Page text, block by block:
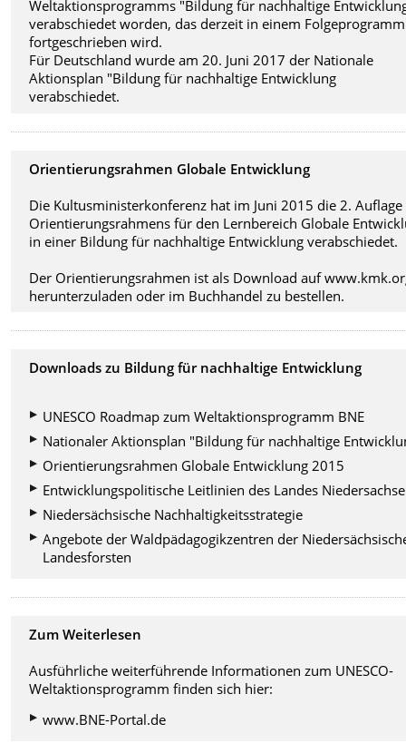
Weltaktionsprogramms "Bildung für nachhaltige
verabschiedet worden, das derzeit in einem Folgeprogramm
fortgeschrieben wird.
Für Deutschland wurde am 20. Juni 2017 der Nationale
Aktionsplan "Bildung für nachhaltige Entwicklung
verabschiedet.
Orientierungsrahmen Globale Entwicklung
Die Kultusministerkonferenz hat im Juni 2015 die 2. Auflage
Orientierungsrahmens für den Lernbereich Globale
in einer Bildung für nachhaltige Entwicklung verabschiedet.
Der Orientierungsrahmen ist als Download auf
herunterzuladen oder im Buchhandel zu bestellen.
Downloads zu Bildung für nachhaltige Entwicklung
UNESCO Roadmap zum Weltaktionsprogramm BNE
Nationaler Aktionsplan "Bildung für nachhaltige
Orientierungsrahmen Globale Entwicklung 2015
Entwicklungspolitische Leitlinien des Landes
Niedersächsische Nachhaltigkeitsstrategie
Angebote der Waldpädagogikzentren der
Landesforsten
Zum Weiterlesen
Ausführliche weiterführende Informationen zum UNESCO-
Weltaktionsprogramm finden sich hier:
www.BNE-Portal.de